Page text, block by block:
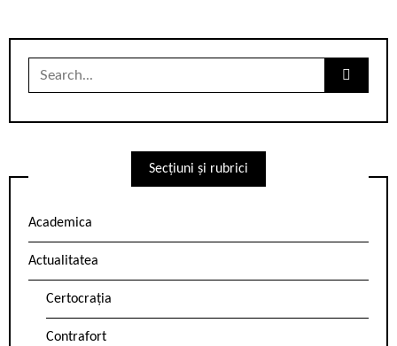
Search
Secțiuni și rubrici
Academica
Actualitatea
Certocrația
Contrafort